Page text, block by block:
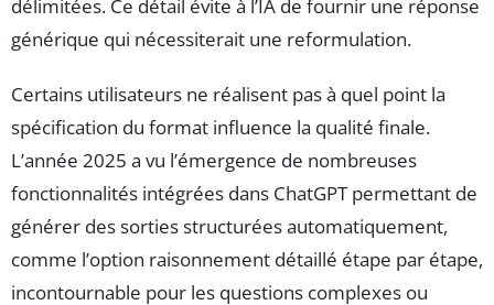
délimitées. Ce détail évite à l’IA de fournir une réponse
générique qui nécessiterait une reformulation.
Certains utilisateurs ne réalisent pas à quel point la
spécification du format influence la qualité finale.
L’année 2025 a vu l’émergence de nombreuses
fonctionnalités intégrées dans ChatGPT permettant de
générer des sorties structurées automatiquement,
comme l’option raisonnement détaillé étape par étape,
incontournable pour les questions complexes ou